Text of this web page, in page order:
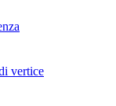
vertice